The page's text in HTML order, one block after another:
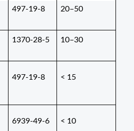
497-19-8 20–50
1370-28-5 10–30
497-19-8 < 15
6939-49-6 < 10